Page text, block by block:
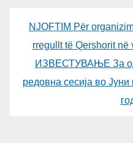
NJOFTIM Për
rregullt të Qershorit
ИЗВЕСТУВАЊЕ За
редовна сесија во